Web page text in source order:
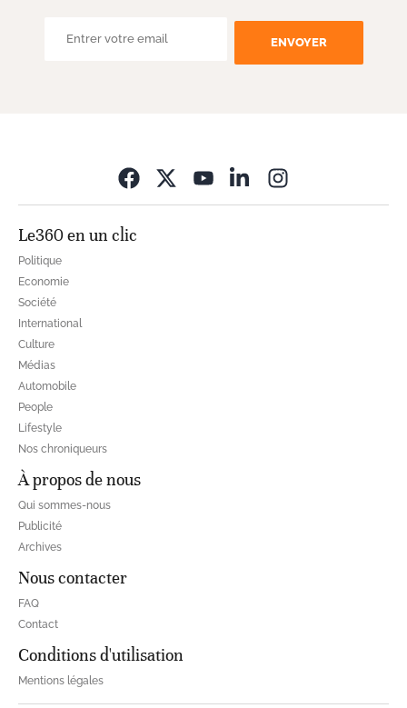
ENVOYER
Le360 en un clic
Politique
Economie
Société
International
Culture
Médias
Automobile
People
Lifestyle
Nos chroniqueurs
À propos de nous
Qui sommes-nous
Publicité
Archives
Nous contacter
FAQ
Contact
Conditions d'utilisation
Mentions légales